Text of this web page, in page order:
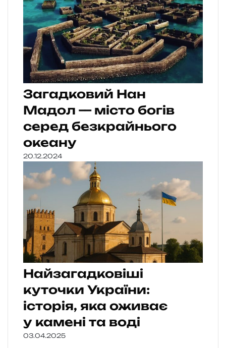
Загадковий Нан
Мадол — місто богів
серед безкрайнього
океану
20.12.2024
Найзагадковіші
куточки України:
історія, яка оживає
у камені та воді
03.04.2025